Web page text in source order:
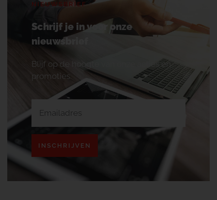
NIEUWSBRIEF
Schrijf je in voor onze
nieuwsbrief
Blijf op de hoogte van onze acties en
promoties.
INSCHRIJVEN